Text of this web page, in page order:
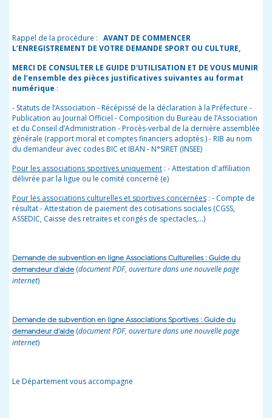
Rappel de la procédure : AVANT DE COMMENCER
L’ENREGISTREMENT DE VOTRE DEMANDE SPORT OU CULTURE,
MERCI DE CONSULTER LE GUIDE D'UTILISATION ET DE VOUS MUNIR
de l’ensemble des pièces justificatives suivantes au format
numérique :
- Statuts de l’Association - Récépissé de la déclaration à la Préfecture -
Publication au Journal Officiel - Composition du Bureau de l’Association
et du Conseil d’Administration - Procès-verbal de la dernière assemblée
générale (rapport moral et comptes financiers adoptés ) - RIB au nom
du demandeur avec codes BIC et IBAN - N°SIRET (INSEE)
Pour les associations sportives uniquement : - Attestation d'affiliation
délivrée par la ligue ou le comité concerné (e)
Pour les associations culturelles et sportives concernées : - Compte de
résultat - Attestation de paiement des cotisations sociales (CGSS,
ASSEDIC, Caisse des retraites et congés de spectacles,…)
Demande de subvention en ligne Associations Culturelles : Guide du
demandeur d'aide (document PDF, ouverture dans une nouvelle page
internet)
Demande de subvention en ligne Associations Sportives : Guide du
demandeur d'aide (document PDF, ouverture dans une nouvelle page
internet)
Le Département vous accompagne